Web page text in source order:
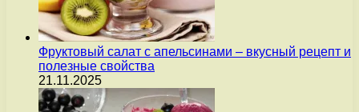
Фруктовый салат с апельсинами – вкусный рецепт и
полезные свойства
21.11.2025